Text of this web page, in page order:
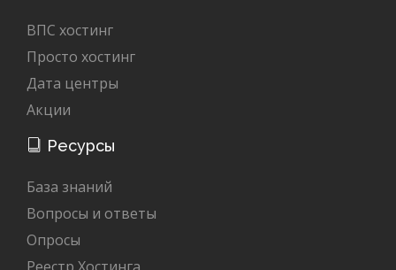
ВПС хостинг
Просто хостинг
Дата центры
Акции
Ресурсы
База знаний
Вопросы и ответы
Опросы